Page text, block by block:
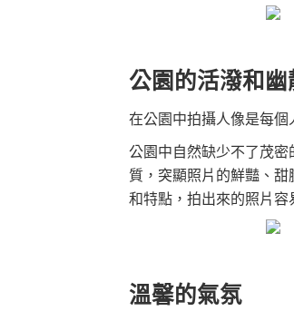
公園的活潑和幽
在公園中拍攝人像是每
公園中自然缺少不了茂
質，突顯照片的鮮豔、
和特點，拍出來的照片容
溫馨的氣氛